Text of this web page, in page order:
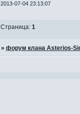
2013-07-04 23:13:07
Страница: 1
» форум клана Asterios-